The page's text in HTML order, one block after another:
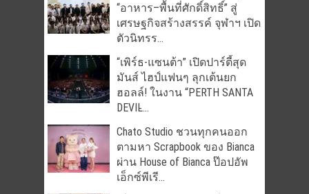
“อาหาร–พื้นที่ศักดิ์สิทธิ์” สู่
เศรษฐกิจสร้างสรรค์ จุฬาฯ เปิด
ตัวนิทรร...
“เพิร์ธ-แซนต้า” เปิดปาร์ตี้สุด
มันส์ ไฮป์แฟนๆ ลุกเต้นยก
ฮอลล์! ในงาน “PERTH SANTA
DEVIL̵...
Chato Studio ชวนทุกคนออก
ตามหา Scrapbook ของ Bianca
ผ่าน House of Bianca ป๊อปอัพ
เอ็กซ์พีเรี...